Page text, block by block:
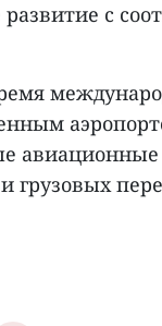
развитие с
авиационные
грузовых